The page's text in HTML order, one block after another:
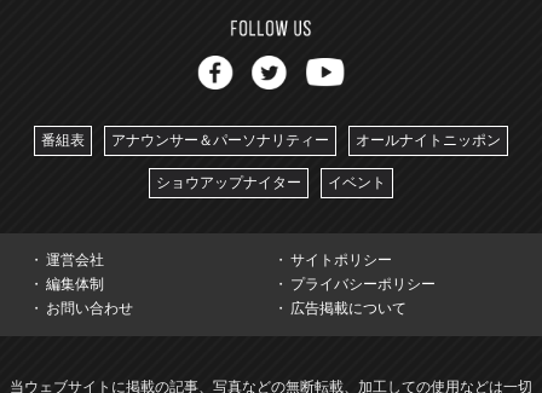
番組表 アナウンサー＆パーソナリティー オールナイトニッポン
ショウアップナイター イベント
運営会社
サイトポリシー
編集体制
プライバシーポリシー
お問い合わせ
広告掲載について
当ウェブサイトに掲載の記事、写真などの無断転載、加工しての使用などは一切